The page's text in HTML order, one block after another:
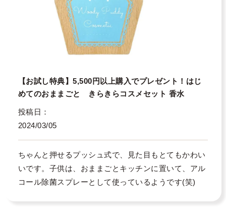
【お試し特典】5,500円以上購入でプレゼント！はじ
めてのおままごと きらきらコスメセット 香水
投稿日
2024/03/05
ちゃんと押せるプッシュ式で、見た目もとてもかわい
いです。子供は、おままごとキッチンに置いて、アル
コール除菌スプレーとして使っているようです(笑)